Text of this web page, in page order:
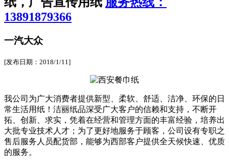
13891879366
一汽大众
[发布日期：2018/1/11]
我公司为广大消费者提供新型、柔软、舒适、洁净、环保的日
常生活用纸！洁丽纸品深受广大客户的信赖和支持，不断开
拓、创新、求实，凭着在经营和管理方面的丰富经验，培养出
大批专业技术人才；为了更好地服务于顾客，公司设有专职之
售后服务人员配货部，能够为西部客户提供全天候快速、优质
的服务。